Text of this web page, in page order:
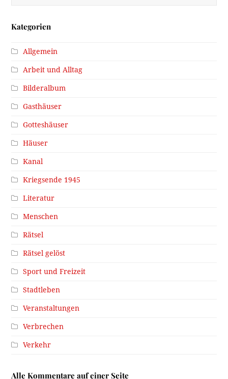
Kategorien
Allgemein
Arbeit und Alltag
Bilderalbum
Gasthäuser
Gotteshäuser
Häuser
Kanal
Kriegsende 1945
Literatur
Menschen
Rätsel
Rätsel gelöst
Sport und Freizeit
Stadtleben
Veranstaltungen
Verbrechen
Verkehr
Alle Kommentare auf einer Seite